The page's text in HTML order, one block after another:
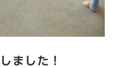
ました！